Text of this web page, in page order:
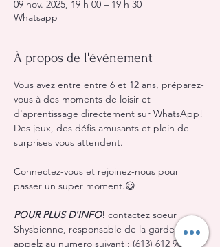
09 nov. 2025, 19 h 00 – 19 h 30
Whatsapp
À propos de l'événement
Vous avez entre entre 6 et 12 ans, préparez-
vous à des moments de loisir et
d'aprentissage directement sur WhatsApp!
Des jeux, des défis amusants et plein de
surprises vous attendent.
Connectez-vous et rejoinez-nous pour
passer un super moment.😃
POUR PLUS D'INFO! contactez soeur
Shysbienne, responsable de la garderie ou
appelz au numero suivant : (613) 612 9091